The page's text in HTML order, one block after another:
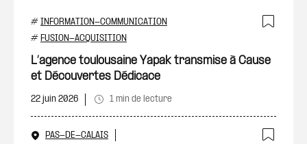
# INFORMATION-COMMUNICATION
# FUSION-ACQUISITION
L’agence toulousaine Yapak transmise à Cause
et Découvertes Dédicace
22 juin 2026 1 min de lecture
PAS-DE-CALAIS